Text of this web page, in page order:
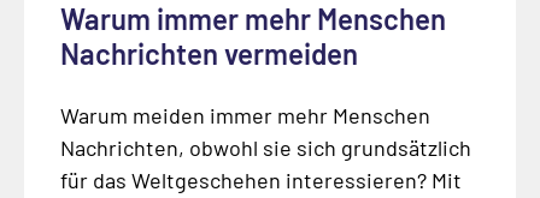
Warum immer mehr Menschen
Nachrichten vermeiden
Warum meiden immer mehr Menschen
Nachrichten, obwohl sie sich grundsätzlich
für das Weltgeschehen interessieren? Mit